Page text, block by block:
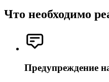
Что необходимо
Предупреждение